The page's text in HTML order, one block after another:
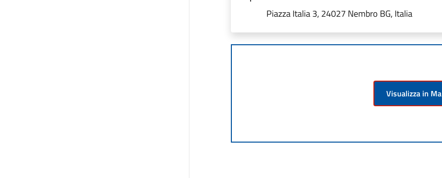
Piazza Italia 3, 24027 Nembro BG, Italia
Visualizza in